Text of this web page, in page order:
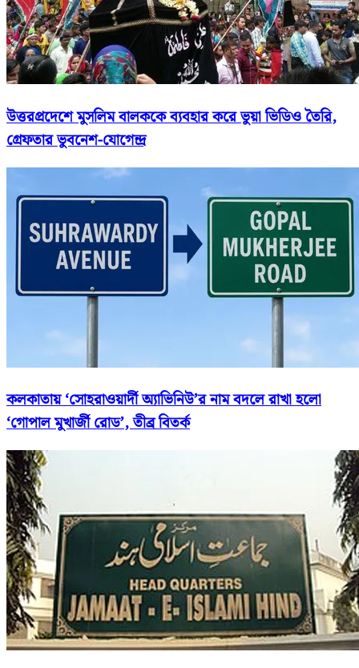
উত্তরপ্রদেশে মুসলিম বালককে ব্যবহার করে ভুয়া ভিডিও তৈরি,
গ্রেফতার ভুবনেশ-যোগেন্দ্র
কলকাতায় ‘সোহরাওয়ার্দী অ্যাভিনিউ’র নাম বদলে রাখা হলো
‘গোপাল মুখার্জী রোড’, তীব্র বিতর্ক